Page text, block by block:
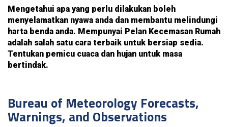
Mengetahui apa yang perlu dilakukan boleh
menyelamatkan nyawa anda dan membantu melindungi
harta benda anda. Mempunyai Pelan Kecemasan Rumah
adalah salah satu cara terbaik untuk bersiap sedia.
Tentukan pemicu cuaca dan hujan untuk masa
bertindak.
Bureau of Meteorology Forecasts,
Warnings, and Observations